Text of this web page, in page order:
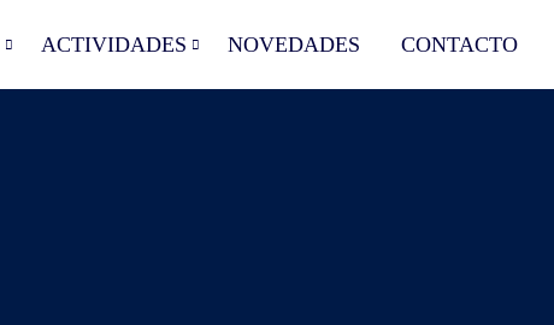
ACTIVIDADES NOVEDADES CONTACTO